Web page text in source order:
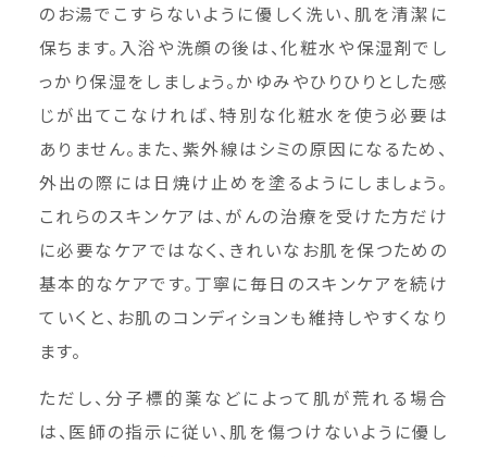
のお湯でこすらないように優しく洗い、肌を清潔に
保ちます。入浴や洗顔の後は、化粧水や保湿剤でし
っかり保湿をしましょう。かゆみやひりひりとした感
じが出てこなければ、特別な化粧水を使う必要は
ありません。また、紫外線はシミの原因になるため、
外出の際には日焼け止めを塗るようにしましょう。
これらのスキンケアは、がんの治療を受けた方だけ
に必要なケアではなく、きれいなお肌を保つための
基本的なケアです。丁寧に毎日のスキンケアを続け
ていくと、お肌のコンディションも維持しやすくなり
ます。
ただし、分子標的薬などによって肌が荒れる場合
は、医師の指示に従い、肌を傷つけないように優し